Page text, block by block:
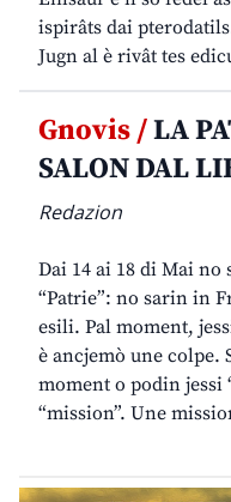
ispirâts dai
Jugn al è rivât tes
Gnovis /LA
SALON DAL
Redazion
Dai 14 ai 18 di Mai
“Patrie”: no sarin in
esili. Pal moment,
è ancjemò une colpe.
moment o podin
“mission”. Une